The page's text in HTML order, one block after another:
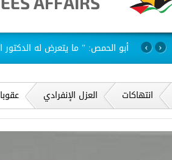
استمرار مسلسل الانتهاكات بحق › ‹
انتهاكات العزل الإنفرادي